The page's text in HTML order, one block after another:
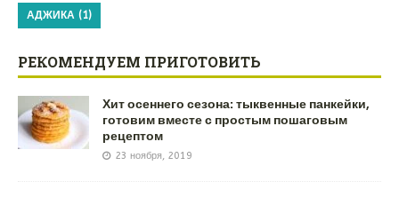
АДЖИКА (1)
РЕКОМЕНДУЕМ ПРИГОТОВИТЬ
Хит осеннего сезона: тыквенные панкейки,
готовим вместе с простым пошаговым
рецептом
23 ноября, 2019